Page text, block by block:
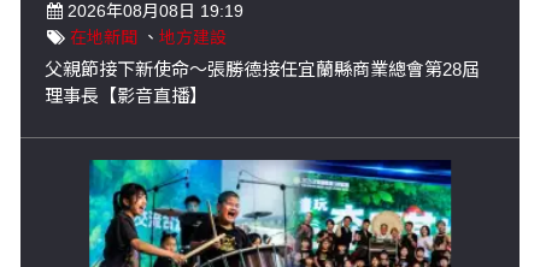
2026年08月08日 19:19
在地新聞
、 地方建設
父親節接下新使命～張勝德接任宜蘭縣商業總會第28屆
理事長【影音直播】